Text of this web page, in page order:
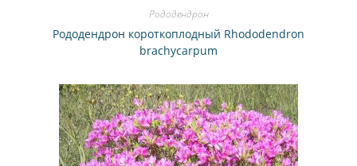
Рододендрон
Рододендрон короткоплодный Rhododendron
brachycarpum